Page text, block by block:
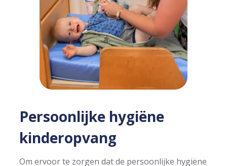
Persoonlijke hygiëne
kinderopvang
Om ervoor te zorgen dat de persoonlijke hygiëne